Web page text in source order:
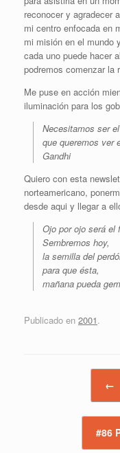
reconocer y agradecer
mi centro enfocada en
mi misión en el mundo
cada uno puede hacer
podremos comenzar la
Me puse en acción
iluminación para los
Necesitamos ser
que queremos ver
Gandhi
Quiero con esta
norteamericano,
desde aqui y llegar a
Ojo por ojo será el
Sembremos hoy,
la semilla del
para que ésta,
mañana pueda
Publicado en 2001.
←
#86